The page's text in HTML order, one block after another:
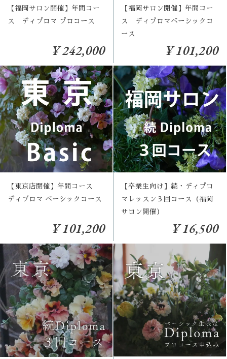
【福岡サロン開催】年間コー
ス ディプロマ プロコース
¥ 242,000
【福岡サロン開催】年間コー
ス ディプロマベーシックコ
ース
¥ 101,200
【東京店開催】年間コース
ディプロマ ベーシックコース
¥ 101,200
【卒業生向け】続・ディプロ
マレッスン３回コース（福岡
サロン開催）
¥ 16,500